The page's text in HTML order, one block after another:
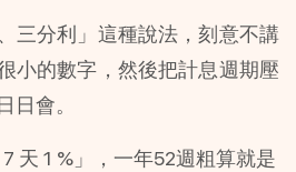
三分利」這種說法，刻意不講
小的數字，然後把計息週期壓
日會。
天 1 %」，一年52週粗算就是